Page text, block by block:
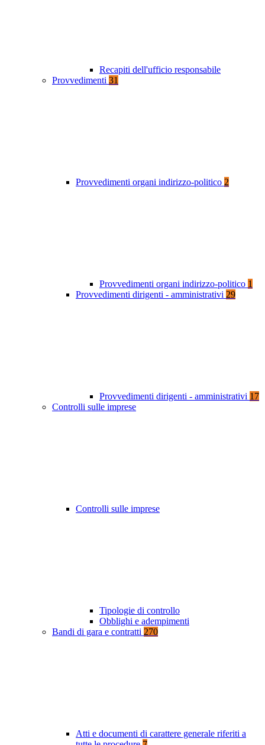
Recapiti dell'ufficio responsabile
Provvedimenti 31
Provvedimenti organi indirizzo-politico 2
Provvedimenti organi indirizzo-politico 1
Provvedimenti dirigenti - amministrativi 29
Provvedimenti dirigenti - amministrativi 17
Controlli sulle imprese
Controlli sulle imprese
Tipologie di controllo
Obblighi e adempimenti
Bandi di gara e contratti 270
Atti e documenti di carattere generale riferiti a